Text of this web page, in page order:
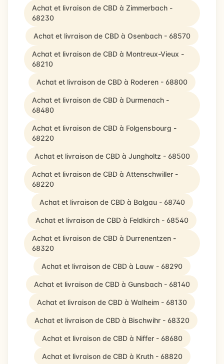
Achat et livraison de CBD à Zimmerbach -
68230
Achat et livraison de CBD à Osenbach - 68570
Achat et livraison de CBD à Montreux-Vieux -
68210
Achat et livraison de CBD à Roderen - 68800
Achat et livraison de CBD à Durmenach -
68480
Achat et livraison de CBD à Folgensbourg -
68220
Achat et livraison de CBD à Jungholtz - 68500
Achat et livraison de CBD à Attenschwiller -
68220
Achat et livraison de CBD à Balgau - 68740
Achat et livraison de CBD à Feldkirch - 68540
Achat et livraison de CBD à Durrenentzen -
68320
Achat et livraison de CBD à Lauw - 68290
Achat et livraison de CBD à Gunsbach - 68140
Achat et livraison de CBD à Walheim - 68130
Achat et livraison de CBD à Bischwihr - 68320
Achat et livraison de CBD à Niffer - 68680
Achat et livraison de CBD à Kruth - 68820